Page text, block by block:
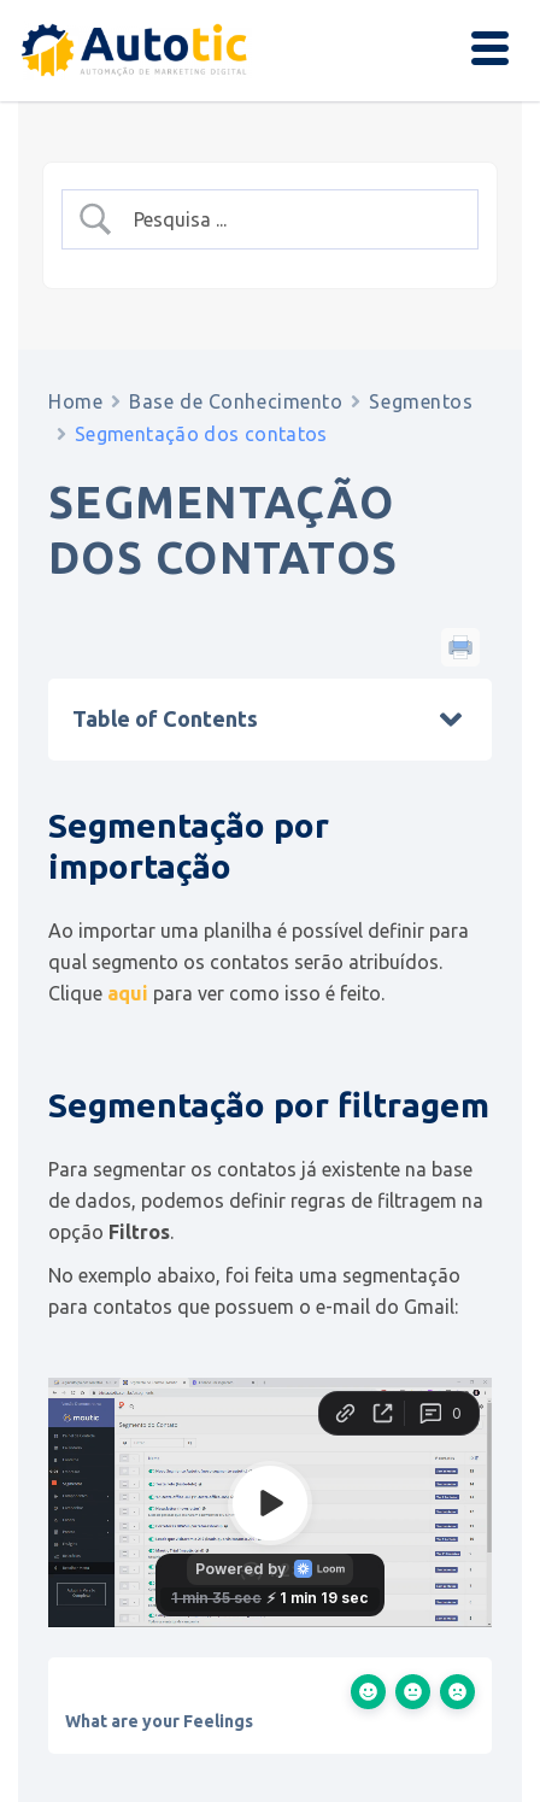
Home Base de Conhecimento
Segmentos
Segmentação dos contatos
SEGMENTAÇÃO
DOS CONTATOS
Table of Contents
Segmentação por
importação
Ao importar uma planilha é possível definir para
qual segmento os contatos serão atribuídos.
Clique aqui para ver como isso é feito.
Segmentação por filtragem
Para segmentar os contatos já existente na base
de dados, podemos definir regras de filtragem na
opção Filtros.
No exemplo abaixo, foi feita uma segmentação
para contatos que possuem o e-mail do Gmail:
What are your Feelings